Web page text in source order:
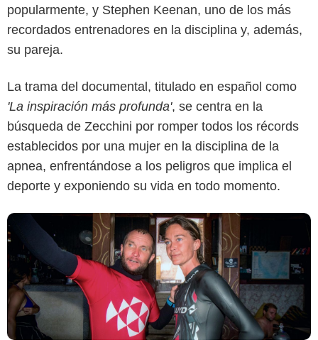
popularmente, y Stephen Keenan, uno de los más
recordados entrenadores en la disciplina y, además,
su pareja.
La trama del documental, titulado en español como
'La inspiración más profunda', se centra en la
búsqueda de Zecchini por romper todos los récords
establecidos por una mujer en la disciplina de la
apnea, enfrentándose a los peligros que implica el
deporte y exponiendo su vida en todo momento.
Netflix